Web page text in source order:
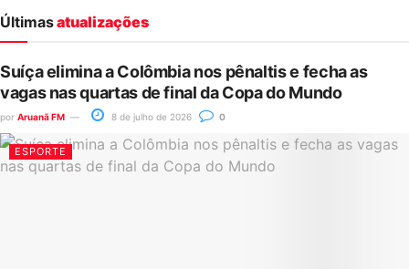
Últimasatualizações
Suíça elimina a Colômbia nos pênaltis e fecha as
vagas nas quartas de final da Copa do Mundo
por Aruanã FM 8 de julho de 2026 0
ESPORTE